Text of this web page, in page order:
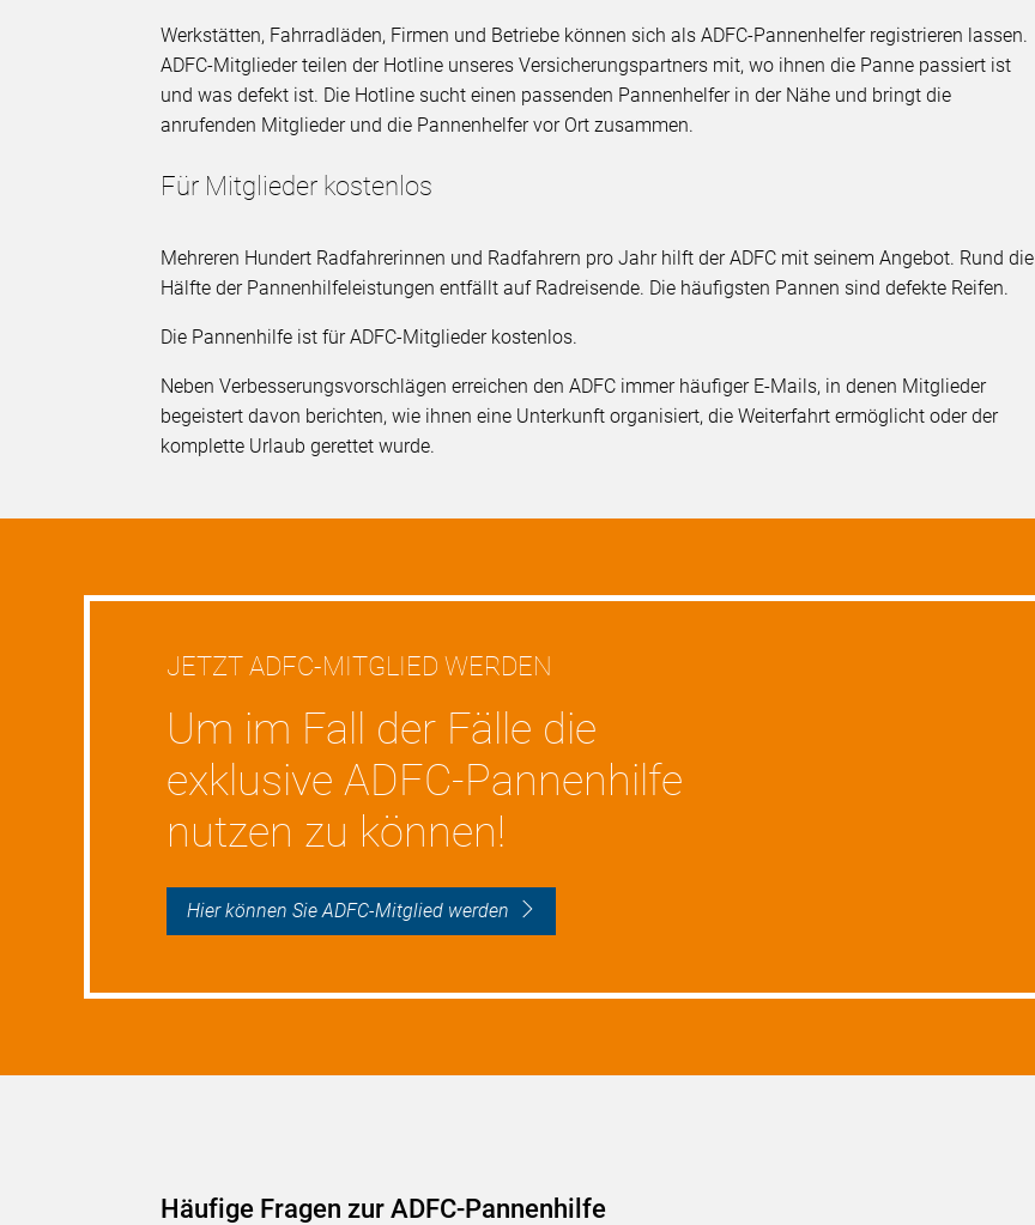
Werkstätten, Fahrradläden, Firmen und Betriebe können sich als ADFC-Pannenhelfer registrieren lassen.
ADFC-Mitglieder teilen der Hotline unseres Versicherungspartners mit, wo ihnen die Panne passiert ist
und was defekt ist. Die Hotline sucht einen passenden Pannenhelfer in der Nähe und bringt die
anrufenden Mitglieder und die Pannenhelfer vor Ort zusammen.
Für Mitglieder kostenlos
Mehreren Hundert Radfahrerinnen und Radfahrern pro Jahr hilft der ADFC mit seinem Angebot. Rund die
Hälfte der Pannenhilfeleistungen entfällt auf Radreisende. Die häufigsten Pannen sind defekte Reifen.
Die Pannenhilfe ist für ADFC-Mitglieder kostenlos.
Neben Verbesserungsvorschlägen erreichen den ADFC immer häufiger E-Mails, in denen Mitglieder
begeistert davon berichten, wie ihnen eine Unterkunft organisiert, die Weiterfahrt ermöglicht oder der
komplette Urlaub gerettet wurde.
JETZT ADFC-MITGLIED WERDEN
Um im Fall der Fälle die
exklusive ADFC-Pannenhilfe
nutzen zu können!
Hier können Sie ADFC-Mitglied werden
Häufige Fragen zur ADFC-Pannenhilfe